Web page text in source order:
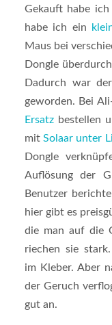
Gekauft habe
habe ich ein
Maus bei
Dongle
Dadurch war
geworden. Bei
Ersatzbestellen
mitSolaar unter
Dongle
Auflösung der
Benutzer
hier gibt es
die man auf die
riechen sie
im Kleber. Aber
der Geruch
gut an.